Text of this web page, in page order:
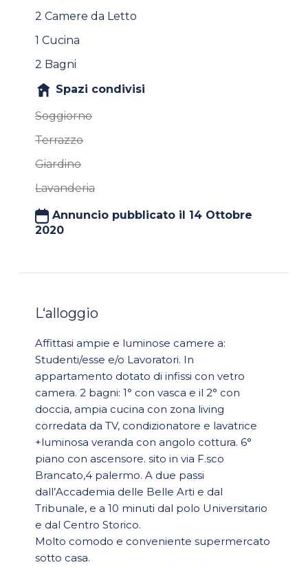
2 Camere da Letto
1 Cucina
2 Bagni
Spazi condivisi
Soggiorno
Terrazzo
Giardino
Lavanderia
Annuncio pubblicato il 14 Ottobre
2020
L‘alloggio
Affittasi ampie e luminose camere a:
Studenti/esse e/o Lavoratori. In
appartamento dotato di infissi con vetro
camera. 2 bagni: 1° con vasca e il 2° con
doccia, ampia cucina con zona living
corredata da TV, condizionatore e lavatrice
+luminosa veranda con angolo cottura. 6°
piano con ascensore. sito in via F.sco
Brancato,4 palermo. A due passi
dall’Accademia delle Belle Arti e dal
Tribunale, e a 10 minuti dal polo Universitario
e dal Centro Storico.
Molto comodo e conveniente supermercato
sotto casa.